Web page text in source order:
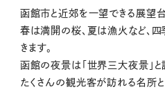
函館市と近郊を一望できる展望
春は満開の桜、夏は漁火など、
きます。
函館の夜景は「世界三大夜景」と
たくさんの観光客が訪れる名所と